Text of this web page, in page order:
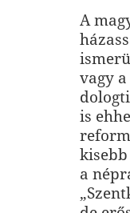
A
vagy
is
a